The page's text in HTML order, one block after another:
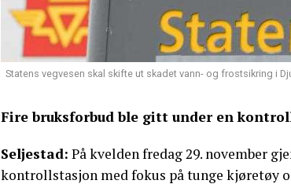
Statens vegvesen skal skifte ut skadet vann- og frostsikring i
Fire bruksforbud ble gitt under en
Seljestad: På kvelden fredag 29. november
kontrollstasjon med fokus på tunge kjøretøy